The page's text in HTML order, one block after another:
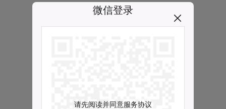
微信登录
请先阅读并同意服务协议